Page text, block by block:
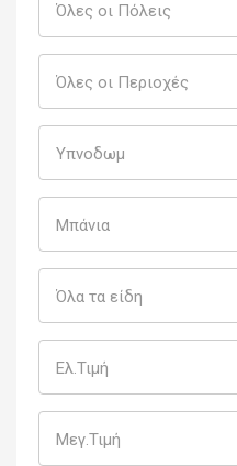
Όλες οι Πόλεις
Όλες οι Περιοχές
Υπνοδωμ
Μπάνια
Όλα τα είδη
Ελ.Τιμή
Μεγ.Τιμή